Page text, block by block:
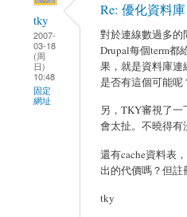
tky
2007-
03-18
(周
日)
10:48
固定
網址
Re: 優化資料庫
對於連線數過多的
Drupal每個term都
果，就是資料庫連
是否有這個可能呢
另，TKY審視了一
會太扯。不曉得
還有cache資料表
出的代價嗎？但註
tky